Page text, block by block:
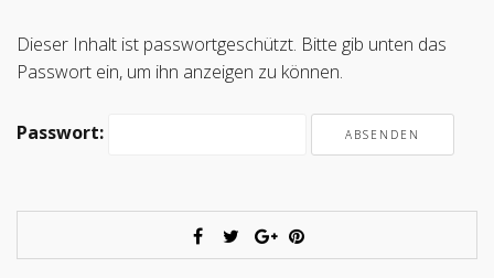
Dieser Inhalt ist passwortgeschützt. Bitte gib unten das
Passwort ein, um ihn anzeigen zu können.
Passwort: